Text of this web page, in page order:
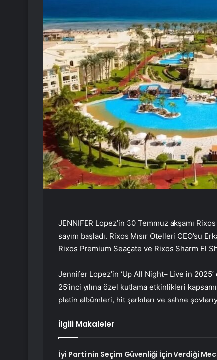
JENNIFER Lopez’in 30 Temmuz akşamı
sayım başladı. Rixos Mısır Otelleri CEO’su
Rixos Premium Seagate ve Rixos Sharm El
Jennifer Lopez’in ‘Up All Night– Live in
25’inci yılına özel kutlama etkinlikleri
platin albümleri, hit şarkıları ve sahne
İlgili Makaleler
İyi Parti’nin Seçim Güvenliği İçin Verdiği